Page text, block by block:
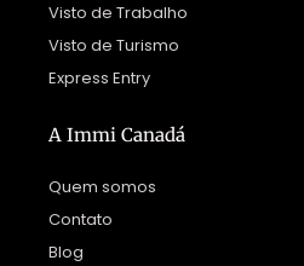
Visto de Trabalho
Visto de Turismo
Express Entry
A Immi Canadá
Quem somos
Contato
Blog